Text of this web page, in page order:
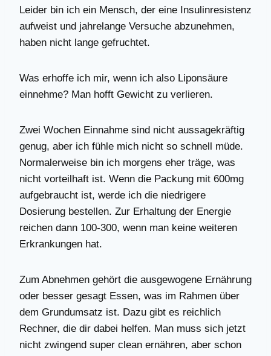
Leider bin ich ein Mensch, der eine Insulinresistenz
aufweist und jahrelange Versuche abzunehmen,
haben nicht lange gefruchtet.
Was erhoffe ich mir, wenn ich also Liponsäure
einnehme? Man hofft Gewicht zu verlieren.
Zwei Wochen Einnahme sind nicht aussagekräftig
genug, aber ich fühle mich nicht so schnell müde.
Normalerweise bin ich morgens eher träge, was
nicht vorteilhaft ist. Wenn die Packung mit 600mg
aufgebraucht ist, werde ich die niedrigere
Dosierung bestellen. Zur Erhaltung der Energie
reichen dann 100-300, wenn man keine weiteren
Erkrankungen hat.
Zum Abnehmen gehört die ausgewogene Ernährung
oder besser gesagt Essen, was im Rahmen über
dem Grundumsatz ist. Dazu gibt es reichlich
Rechner, die dir dabei helfen. Man muss sich jetzt
nicht zwingend super clean ernähren, aber schon